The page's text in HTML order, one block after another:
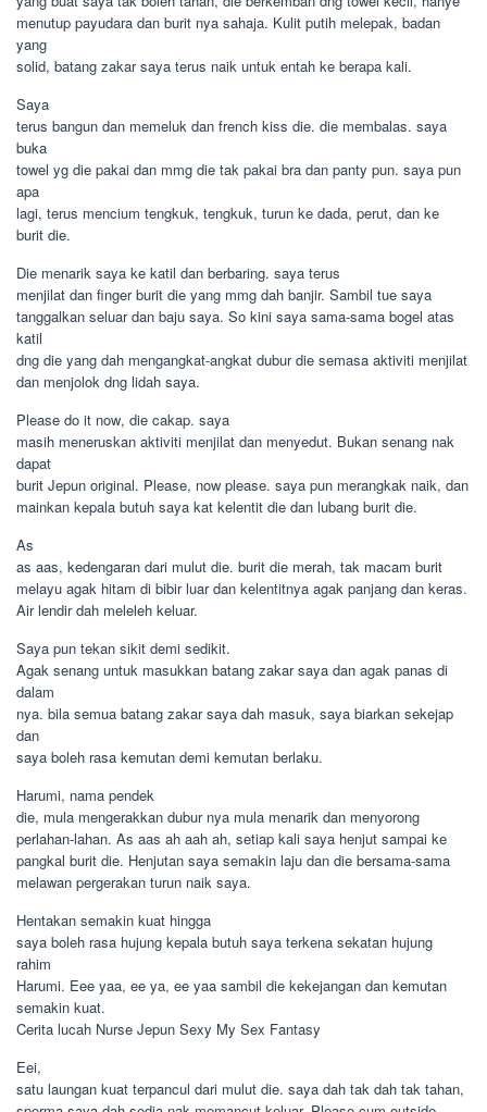
menutup payudara dan burit nya sahaja. Kulit putih melepak, badan
yang
solid, batang zakar saya terus naik untuk entah ke berapa kali.
Saya
terus bangun dan memeluk dan french kiss die. die membalas. saya
buka
towel yg die pakai dan mmg die tak pakai bra dan panty pun. saya pun
apa
lagi, terus mencium tengkuk, tengkuk, turun ke dada, perut, dan ke
burit die.
Die menarik saya ke katil dan berbaring. saya terus
menjilat dan finger burit die yang mmg dah banjir. Sambil tue saya
tanggalkan seluar dan baju saya. So kini saya sama-sama bogel atas
katil
dng die yang dah mengangkat-angkat dubur die semasa aktiviti menjilat
dan menjolok dng lidah saya.
Please do it now, die cakap. saya
masih meneruskan aktiviti menjilat dan menyedut. Bukan senang nak
dapat
burit Jepun original. Please, now please. saya pun merangkak naik, dan
mainkan kepala butuh saya kat kelentit die dan lubang burit die.
As
as aas, kedengaran dari mulut die. burit die merah, tak macam burit
melayu agak hitam di bibir luar dan kelentitnya agak panjang dan keras.
Air lendir dah meleleh keluar.
Saya pun tekan sikit demi sedikit.
Agak senang untuk masukkan batang zakar saya dan agak panas di
dalam
nya. bila semua batang zakar saya dah masuk, saya biarkan sekejap
dan
saya boleh rasa kemutan demi kemutan berlaku.
Harumi, nama pendek
die, mula mengerakkan dubur nya mula menarik dan menyorong
perlahan-lahan. As aas ah aah ah, setiap kali saya henjut sampai ke
pangkal burit die. Henjutan saya semakin laju dan die bersama-sama
melawan pergerakan turun naik saya.
Hentakan semakin kuat hingga
saya boleh rasa hujung kepala butuh saya terkena sekatan hujung
rahim
Harumi. Eee yaa, ee ya, ee yaa sambil die kekejangan dan kemutan
semakin kuat.
Cerita lucah Nurse Jepun Sexy My Sex Fantasy
Eei,
satu laungan kuat terpancul dari mulut die. saya dah tak dah tak tahan,